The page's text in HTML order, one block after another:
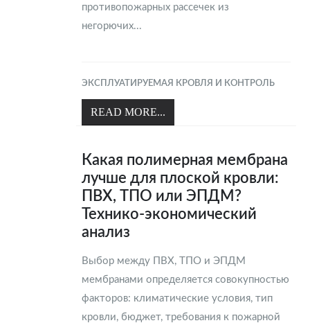
противопожарных рассечек из
негорючих...
ЭКСПЛУАТИРУЕМАЯ КРОВЛЯ И КОНТРОЛЬ
READ MORE...
Какая полимерная мембрана
лучше для плоской кровли:
ПВХ, ТПО или ЭПДМ?
Технико-экономический
анализ
Выбор между ПВХ, ТПО и ЭПДМ
мембранами определяется совокупностью
факторов: климатические условия, тип
кровли, бюджет, требования к пожарной